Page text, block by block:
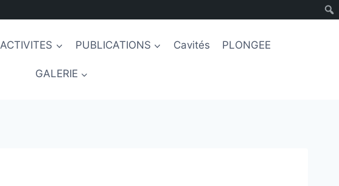
ACTIVITES PUBLICATIONS Cavités PLONGEE
GALERIE